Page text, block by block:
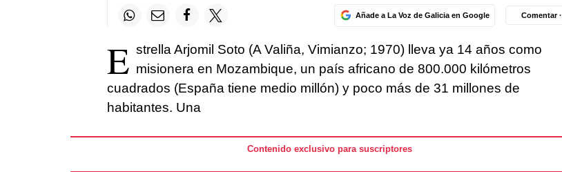
Añade a La Voz de Galicia en Google Comentar ·
E strella Arjomil Soto (A Valiña, Vimianzo; 1970) lleva ya 14 años como
misionera en Mozambique, un país africano de 800.000 kilómetros
cuadrados (España tiene medio millón) y poco más de 31 millones de
habitantes. Una
Contenido exclusivo para suscriptores